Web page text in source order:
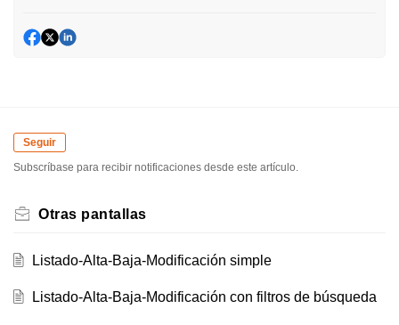
Seguir
Subscríbase para recibir notificaciones desde este artículo.
Otras pantallas
Listado-Alta-Baja-Modificación simple
Listado-Alta-Baja-Modificación con filtros de búsqueda